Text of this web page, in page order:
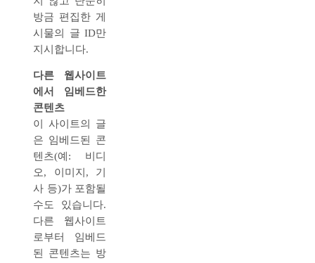
방금 편집한 게
시물의 글 ID만
지시합니다.
다른 웹사이트
에서 임베드한
콘텐츠
이 사이트의 글
은 임베드된 콘
텐츠(예: 비디
오, 이미지, 기
사 등)가 포함될
수도 있습니다.
다른 웹사이트
로부터 임베드
된 콘텐츠는 방